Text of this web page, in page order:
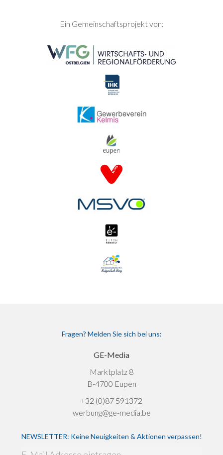
SEITENFUSSEin Gemeinschaftsprojekt von:
Fragen? Melden Sie sich bei uns:
GE-Media
Marktplatz 8
B-4700 Eupen
+32 (0)87 591372
werbung@ge-media.be
NEWSLETTER: Keine Neuigkeiten & Aktionen verpassen!